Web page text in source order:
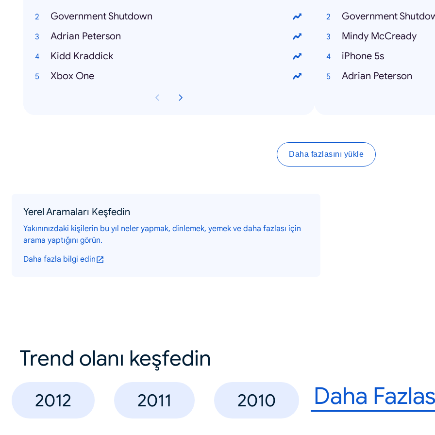
Government Shutdown
Adrian Peterson
Kidd Kraddick
Xbox One
Government
Mindy McCready
iPhone 5s
Adrian Peterson
Daha fazlasını yükle
Yerel Aramaları Keşfedin
Yakınınızdaki kişilerin bu yıl neler yapmak, dinlemek, yemek ve daha fazlası için
arama yaptığını görün.
Daha fazla bilgi edin
Trend olanı keşfedin
2012 2011 2010 Daha